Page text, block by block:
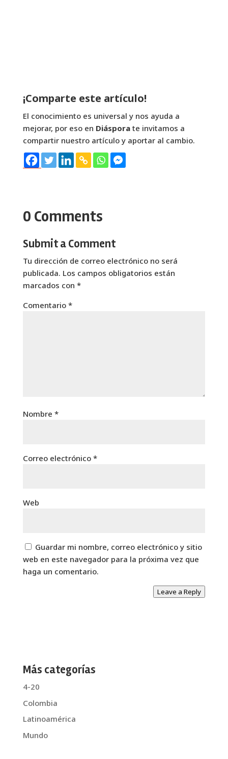
¡Comparte este artículo!
El conocimiento es universal y nos ayuda a
mejorar, por eso en Diásporate invitamos a
compartir nuestro artículo y aportar al cambio.
0 Comments
Submit a Comment
Tu dirección de correo electrónico no será
publicada. Los campos obligatorios están
marcados con *
Comentario *
Nombre *
Correo electrónico *
Web
Guardar mi nombre, correo electrónico y sitio
web en este navegador para la próxima vez que
haga un comentario.
Leave a Reply
Más categorías
4-20
Colombia
Latinoamérica
Mundo